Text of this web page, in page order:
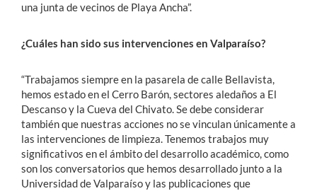
una junta de vecinos de Playa Ancha”.
¿Cuáles han sido sus intervenciones en Valparaíso?
“Trabajamos siempre en la pasarela de calle Bellavista,
hemos estado en el Cerro Barón, sectores aledaños a El
Descanso y la Cueva del Chivato. Se debe considerar
también que nuestras acciones no se vinculan únicamente a
las intervenciones de limpieza. Tenemos trabajos muy
significativos en el ámbito del desarrollo académico, como
son los conversatorios que hemos desarrollado junto a la
Universidad de Valparaíso y las publicaciones que